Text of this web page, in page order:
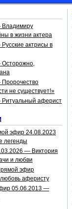
в жизни актера
актрисы в
не существует!»
аферист
эфир 24.08.2023
легенды
— Виктория
и любви
эфир
аферисту
05.06.2013 —